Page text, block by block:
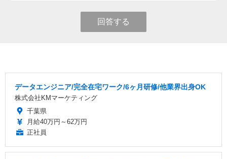
回答する
データエンジニア/完全在宅ワーク/6ヶ月研修/他業界出身OK
株式会社KMマーケティング
千葉県
月給40万円～62万円
正社員